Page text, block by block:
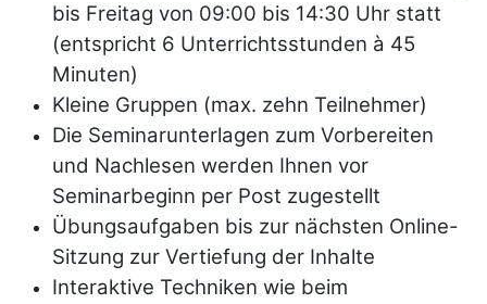
bis Freitag von 09:00 bis 14:30 Uhr statt
(entspricht 6 Unterrichtsstunden à 45
Minuten)
Kleine Gruppen (max. zehn Teilnehmer)
Die Seminarunterlagen zum Vorbereiten
und Nachlesen werden Ihnen vor
Seminarbeginn per Post zugestellt
Übungsaufgaben bis zur nächsten Online-
Sitzung zur Vertiefung der Inhalte
Interaktive Techniken wie beim